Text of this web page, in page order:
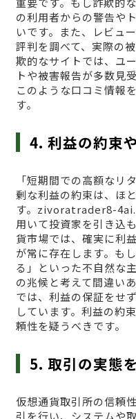
の利用者からの警告や
いです。また、レビュ
評判を調べて、実際の
欺的なサイトでは、ユ
トや被害報告が多数見
このような口コミ情報
す。
4. 利益の約束
「短期間での高額なリ
剰な利益の約束は、ほ
す。zivoratrader8-
用いて投資家を引き込
貨市場では、確実に利
が常に存在します。も
る」といった不自然な
の兆候と考えて間違い
では、利益の保証をせ
しています。利益の約
頼性を疑うべきです。
5. 取引の実態
仮想通貨取引所の信頼
引を行い、システムや